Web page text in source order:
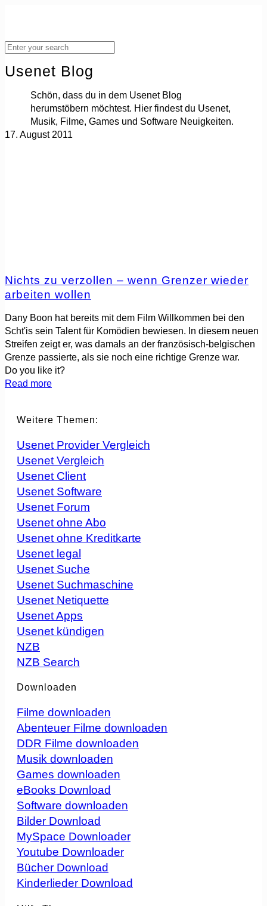
Usenet Blog
Schön, dass du in dem Usenet Blog
herumstöbern möchtest. Hier findest du Usenet,
Musik, Filme, Games und Software Neuigkeiten.
17. August 2011
Nichts zu verzollen – wenn Grenzer wieder
arbeiten wollen
Dany Boon hat bereits mit dem Film Willkommen bei den
Scht'is sein Talent für Komödien bewiesen. In diesem neuen
Streifen zeigt er, was damals an der französisch-belgischen
Grenze passierte, als sie noch eine richtige Grenze war.
Do you like it?
Read more
Weitere Themen:
Usenet Provider Vergleich
Usenet Vergleich
Usenet Client
Usenet Software
Usenet Forum
Usenet ohne Abo
Usenet ohne Kreditkarte
Usenet legal
Usenet Suche
Usenet Suchmaschine
Usenet Netiquette
Usenet Apps
Usenet kündigen
NZB
NZB Search
Downloaden
Filme downloaden
Abenteuer Filme downloaden
DDR Filme downloaden
Musik downloaden
Games downloaden
eBooks Download
Software downloaden
Bilder Download
MySpace Downloader
Youtube Downloader
Bücher Download
Kinderlieder Download